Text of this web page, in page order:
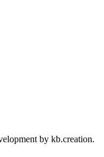
by kb.creation.